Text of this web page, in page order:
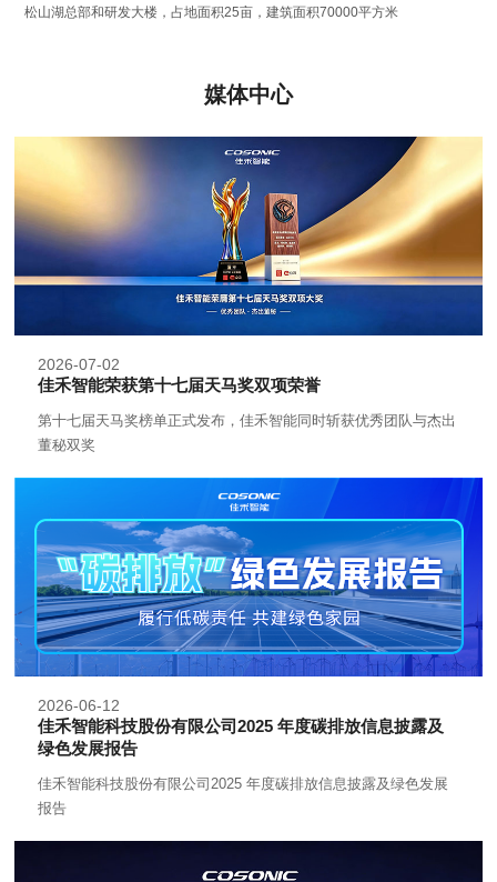
松山湖总部和研发大楼，占地面积25亩，建筑面积70000平方米
媒体中心
2026-07-02
佳禾智能荣获第十七届天马奖双项荣誉
第十七届天马奖榜单正式发布，佳禾智能同时斩获优秀团队与杰出
董秘双奖
2026-06-12
佳禾智能科技股份有限公司2025 年度碳排放信息披露及
绿色发展报告
佳禾智能科技股份有限公司2025 年度碳排放信息披露及绿色发展
报告